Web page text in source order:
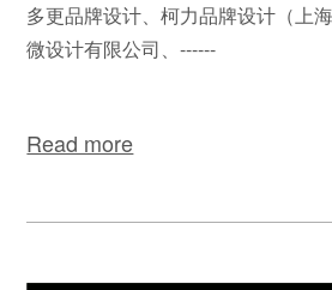
多更品牌设计、柯力品牌设计（上
微设计有限公司、------
Read more